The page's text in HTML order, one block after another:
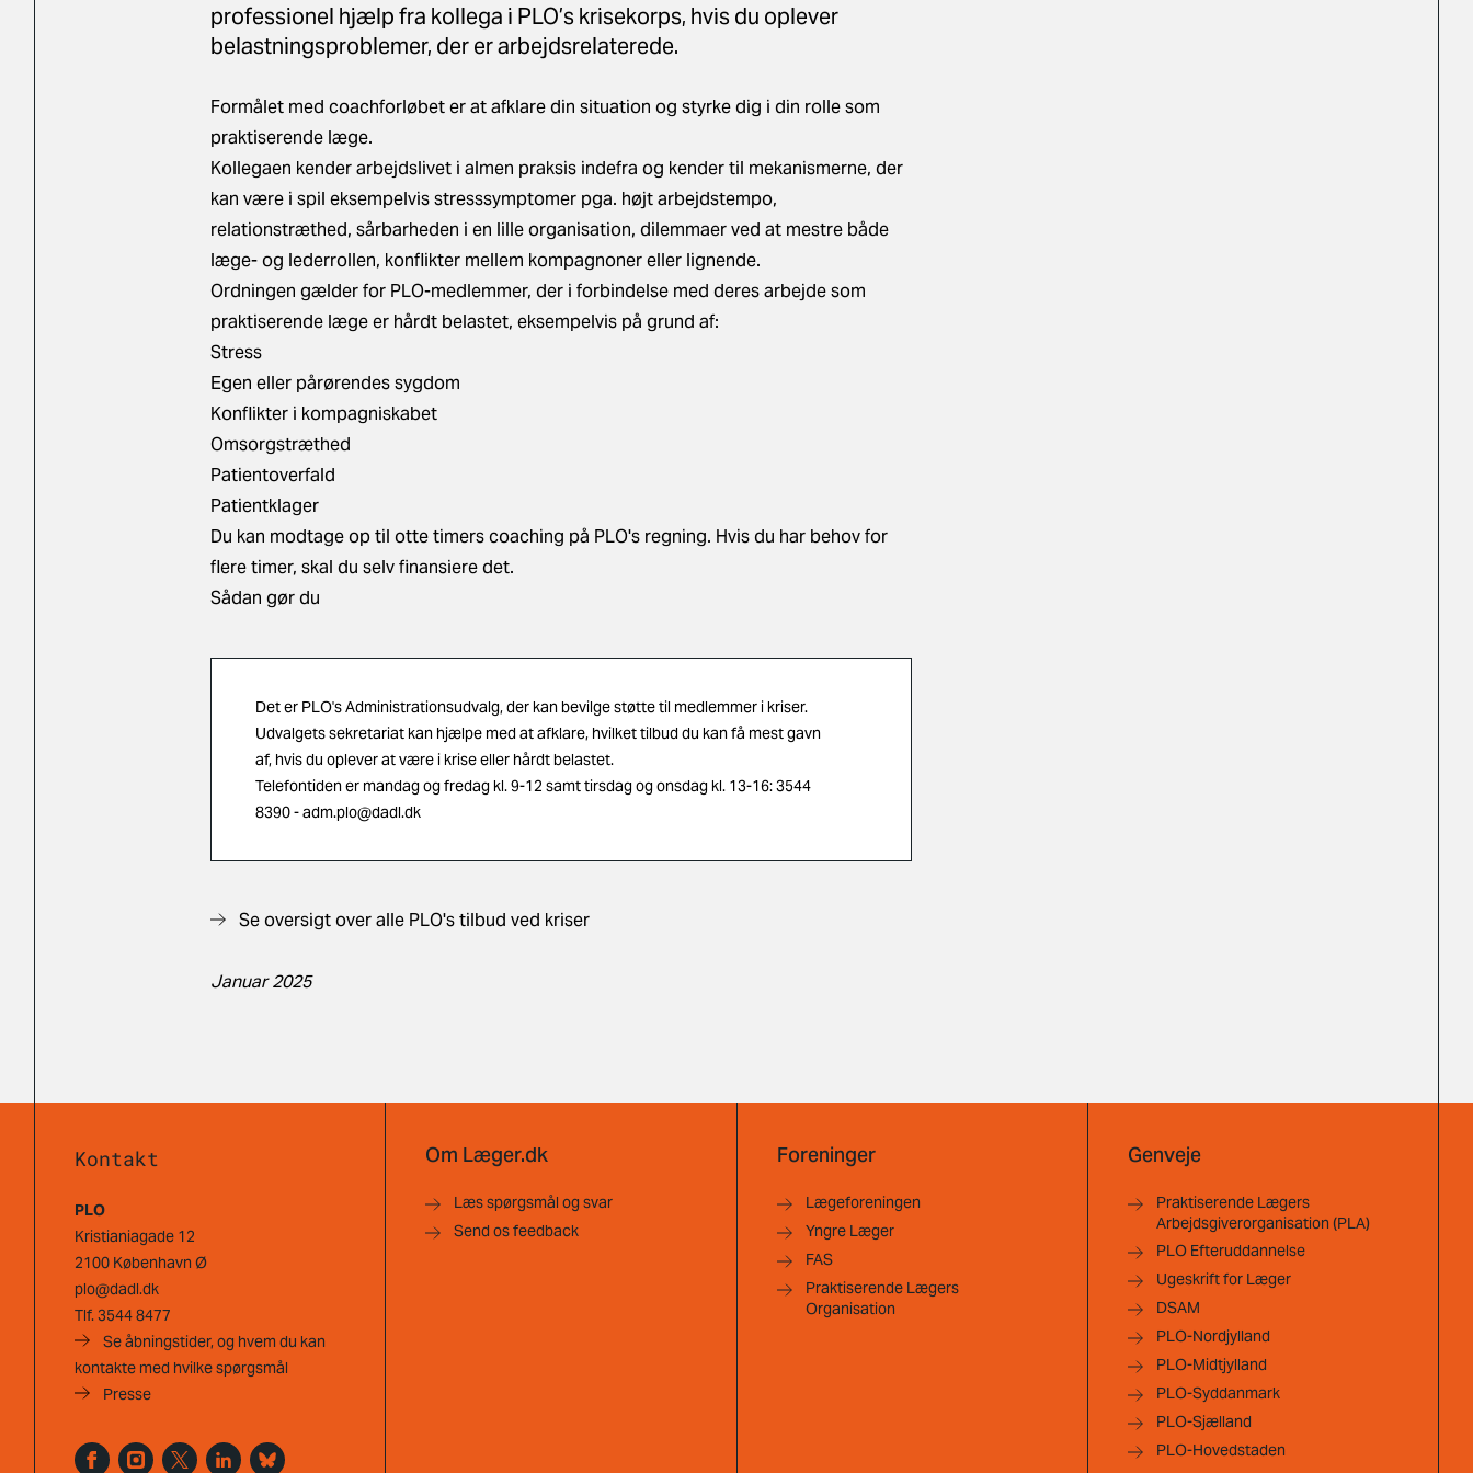
professionel hjælp fra kollega i PLO’s krisekorps, hvis du oplever
belastningsproblemer, der er arbejdsrelaterede.
Formålet med coachforløbet er at afklare din situation og styrke dig i din rolle som
praktiserende læge.
Kollegaen kender arbejdslivet i almen praksis indefra og kender til mekanismerne, der
kan være i spil eksempelvis stresssymptomer pga. højt arbejdstempo,
relationstræthed, sårbarheden i en lille organisation, dilemmaer ved at mestre både
læge- og lederrollen, konflikter mellem kompagnoner eller lignende.
Ordningen gælder for PLO-medlemmer, der i forbindelse med deres arbejde som
praktiserende læge er hårdt belastet, eksempelvis på grund af:
Stress
Egen eller pårørendes sygdom
Konflikter i kompagniskabet
Omsorgstræthed
Patientoverfald
Patientklager
Du kan modtage op til otte timers coaching på PLO's regning. Hvis du har behov for
flere timer, skal du selv finansiere det.
Sådan gør du
Det er PLO's Administrationsudvalg, der kan bevilge støtte til medlemmer i kriser.
Udvalgets sekretariat kan hjælpe med at afklare, hvilket tilbud du kan få mest gavn
af, hvis du oplever at være i krise eller hårdt belastet.
Telefontiden er mandag og fredag kl. 9-12 samt tirsdag og onsdag kl. 13-16: 3544
8390 -adm.plo@dadl.dk
Se oversigt over alle PLO's tilbud ved kriser
Januar 2025
Kontakt
PLO
Kristianiagade 12
2100 København Ø
plo@dadl.dk
Tlf.3544 8477
Se åbningstider, og hvem du kan
kontakte med hvilke spørgsmål
Presse
Om Læger.dk
Læs spørgsmål og svar
Send os feedback
Foreninger
Lægeforeningen
Yngre Læger
FAS
Praktiserende Lægers
Organisation
Genveje
Praktiserende Lægers
Arbejdsgiverorganisation (PLA)
PLO Efteruddannelse
Ugeskrift for Læger
DSAM
PLO-Nordjylland
PLO-Midtjylland
PLO-Syddanmark
PLO-Sjælland
PLO-Hovedstaden